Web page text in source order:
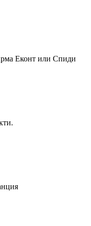
Еконт или Спиди